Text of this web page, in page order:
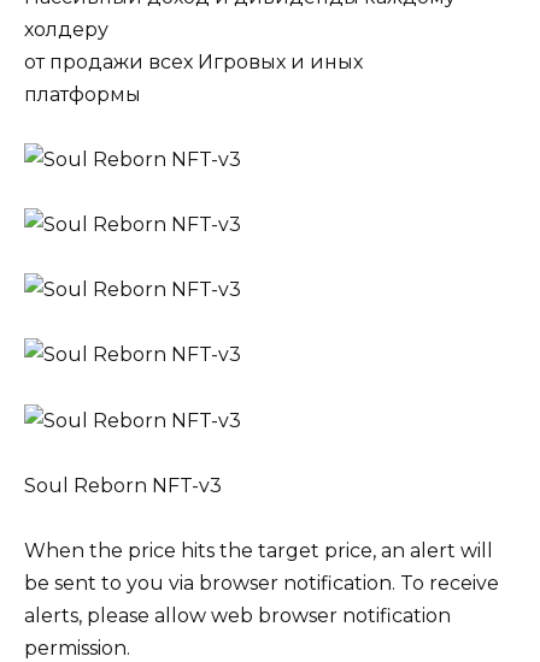
холдеру
от продажи всех Игровых и иных
платформы
Soul Reborn NFT-v3
When the price hits the target price, an alert will
be sent to you via browser notification. To receive
alerts, please allow web browser notification
permission.